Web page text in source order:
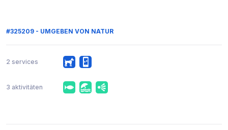
#325209 - UMGEBEN VON NATUR
2 services
3 aktivitäten